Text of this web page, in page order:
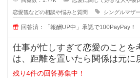
恋愛観などの相談や悩みと質問 シングルマザー
回答済：「報酬UP中」承認で100PayPay！
仕事が忙しすぎて恋愛のことを
は、距離を置いたら関係は元に
？また元に戻る時はどんな時で
残り4件の回答募集中！